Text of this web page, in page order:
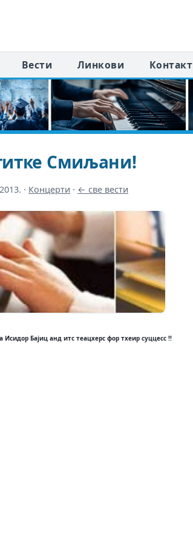
Вести Линкови Контакт
Смиљани!
· Концерти · ← све вести
Бајиц анд итс теацхерс фор тхеир суццесс !!